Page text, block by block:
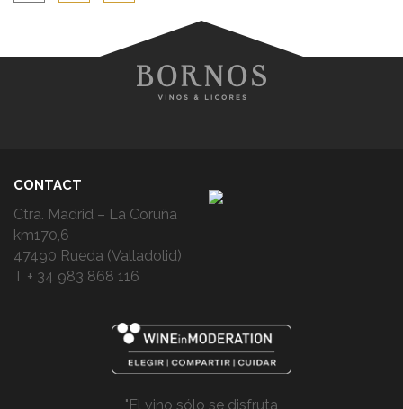
CONTACT
Ctra. Madrid – La Coruña
km170,6
47490 Rueda (Valladolid)
T + 34 983 868 116
"El vino sólo se disfruta